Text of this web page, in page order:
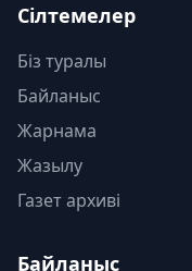
Сілтемелер
Біз туралы
Байланыс
Жарнама
Жазылу
Газет архиві
Байланыс